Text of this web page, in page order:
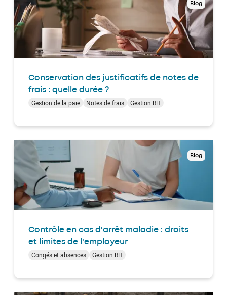
Blog
Conservation des justificatifs de notes de
frais : quelle durée ?
Gestion de la paie Notes de frais Gestion RH
Blog
Contrôle en cas d'arrêt maladie : droits
et limites de l'employeur
Congés et absences Gestion RH